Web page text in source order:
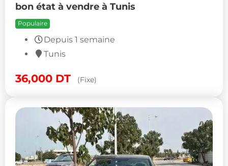
bon état à vendre à Tunis
Populaire
Depuis 1 semaine
Tunis
36,000 DT (Fixe)